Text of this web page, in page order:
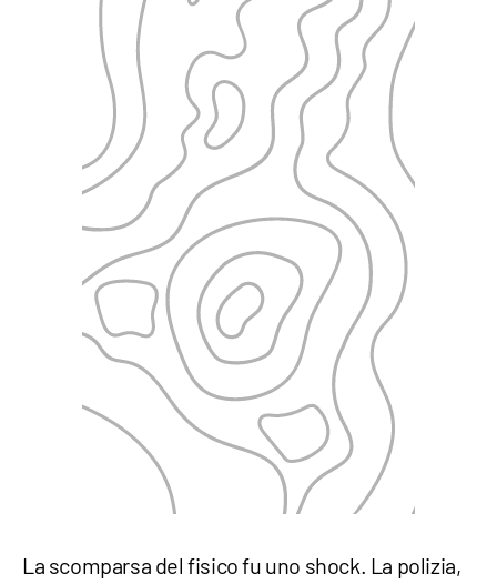
La scomparsa del fisico fu uno shock. La polizia,